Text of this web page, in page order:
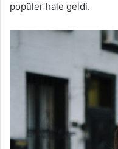
popüler hale geldi.